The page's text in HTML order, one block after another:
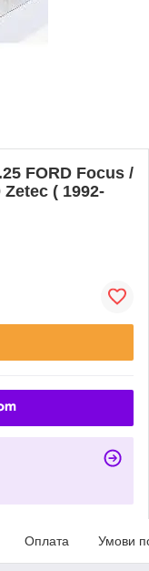
FORD Focus /
( 1992-
Оплата Умови